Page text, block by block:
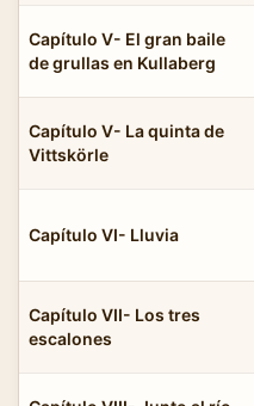
Capítulo V- El gran baile
de grullas en Kullaberg
Capítulo V- La quinta de
Vittskörle
Capítulo VI- Lluvia
Capítulo VII- Los tres
escalones